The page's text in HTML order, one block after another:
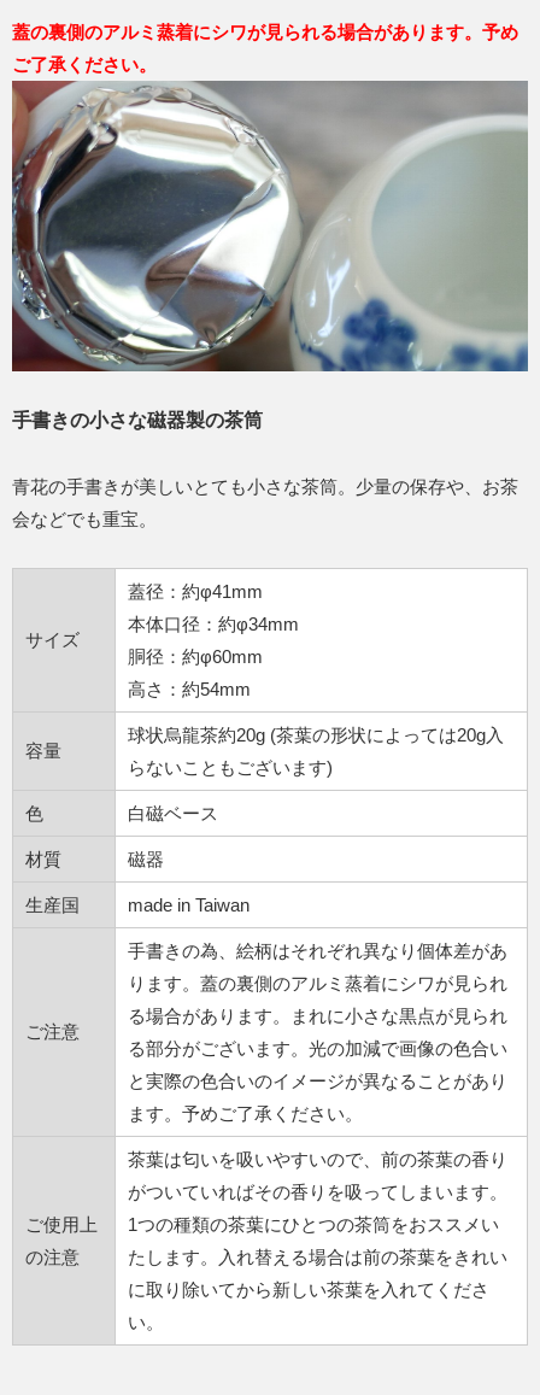
蓋の裏側のアルミ蒸着にシワが見られる場合があります。予め
ご了承ください。
手書きの小さな磁器製の茶筒
青花の手書きが美しいとても小さな茶筒。少量の保存や、お茶
会などでも重宝。
サイズ
蓋径：約φ41mm
本体口径：約φ34mm
胴径：約φ60mm
高さ：約54mm
容量
球状烏龍茶約20g (茶葉の形状によっては20g入
らないこともございます)
色 白磁ベース
材質 磁器
生産国 made in Taiwan
ご注意
手書きの為、絵柄はそれぞれ異なり個体差があ
ります。蓋の裏側のアルミ蒸着にシワが見られ
る場合があります。まれに小さな黒点が見られ
る部分がございます。光の加減で画像の色合い
と実際の色合いのイメージが異なることがあり
ます。予めご了承ください。
ご使用上
の注意
茶葉は匂いを吸いやすいので、前の茶葉の香り
がついていればその香りを吸ってしまいます。
1つの種類の茶葉にひとつの茶筒をおススメい
たします。入れ替える場合は前の茶葉をきれい
に取り除いてから新しい茶葉を入れてくださ
い。